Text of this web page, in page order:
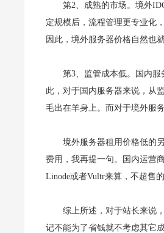
第2、成熟的市场。境外
定规模后，流程管理更专业化
因此，境外服务器价格自然也
第3、监管成本低。国内
此，对于国内服务器来说，从
毛出在羊身上。而对于境外服
境外服务器租用价格低的
费用，我再提一句。国内运营
Linode或者Vultr来算，不超售
综上所述，对于站长来说
记不能为了省钱就不考虑其它